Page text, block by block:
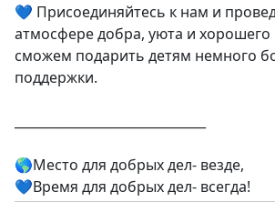
💙 Присоединяйтесь к нам и
атмосфере добра, уюта и
сможем подарить детям немного
поддержки.
🌎Место для добрых дел- везде,
💙Время для добрых дел- всегда!